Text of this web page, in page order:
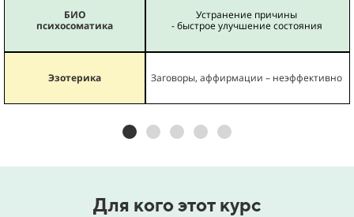
БИО
психосоматика
Устранение причины
- быстрое улучшение состояния
Эзотерика Заговоры, аффирмации – неэффективно
Для кого этот курс